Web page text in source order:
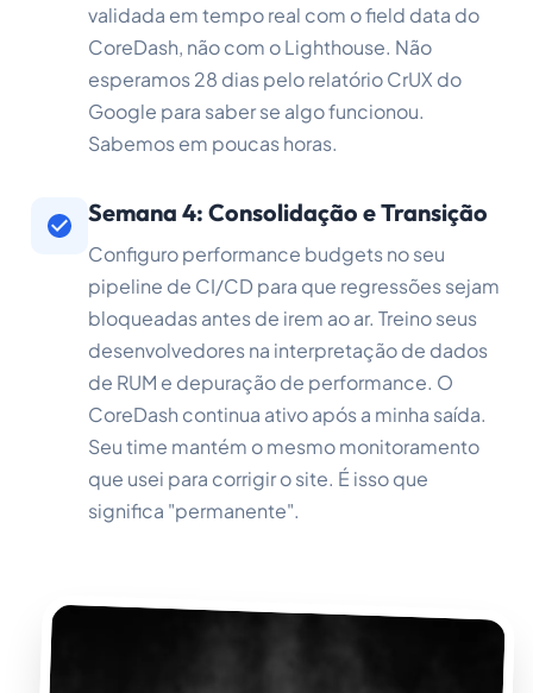
validada em tempo real com o field data do
CoreDash, não com o Lighthouse. Não
esperamos 28 dias pelo relatório CrUX do
Google para saber se algo funcionou.
Sabemos em poucas horas.
Semana 4: Consolidação e Transição
Configuro performance budgets no seu
pipeline de CI/CD para que regressões sejam
bloqueadas antes de irem ao ar. Treino seus
desenvolvedores na interpretação de dados
de RUM e depuração de performance. O
CoreDash continua ativo após a minha saída.
Seu time mantém o mesmo monitoramento
que usei para corrigir o site. É isso que
significa "permanente".